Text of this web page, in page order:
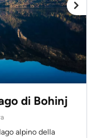
di Bohinj
alpino della